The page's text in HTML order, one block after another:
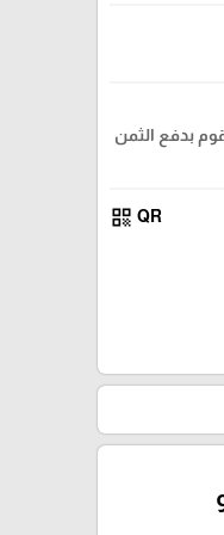
بدفع الثمن
QR
qr_code